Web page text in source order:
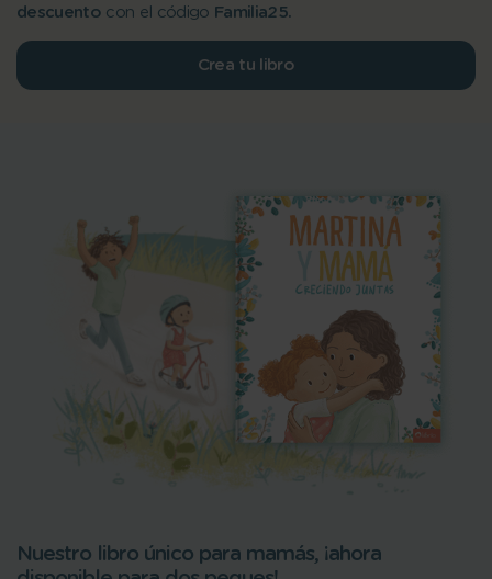
descuento con el código Familia25.
Crea tu libro
Nuestro libro único para mamás, ¡ahora